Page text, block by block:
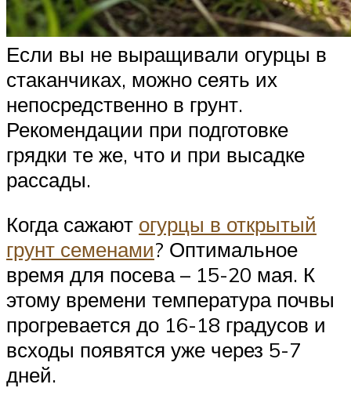
Если вы не выращивали огурцы в
стаканчиках, можно сеять их
непосредственно в грунт.
Рекомендации при подготовке
грядки те же, что и при высадке
рассады.
Когда сажают огурцы в открытый
грунт семенами? Оптимальное
время для посева – 15-20 мая. К
этому времени температура почвы
прогревается до 16-18 градусов и
всходы появятся уже через 5-7
дней.